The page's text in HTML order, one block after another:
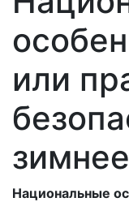
или
Национальные